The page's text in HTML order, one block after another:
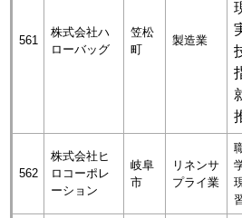
561
株式会社ハ
ローバッグ
笠松
町
製造業
562
株式会社ヒ
ロコーポレ
ーション
岐阜
市
リネンサ
プライ業